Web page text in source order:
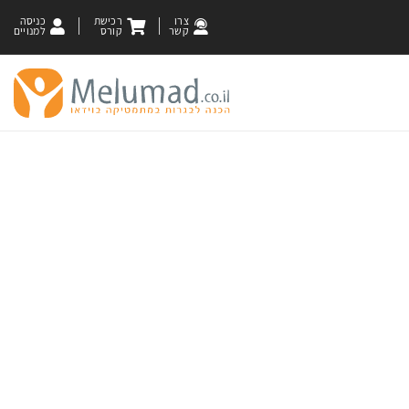
כניסה
למנויים
רכישת
קורס
צרו
קשר